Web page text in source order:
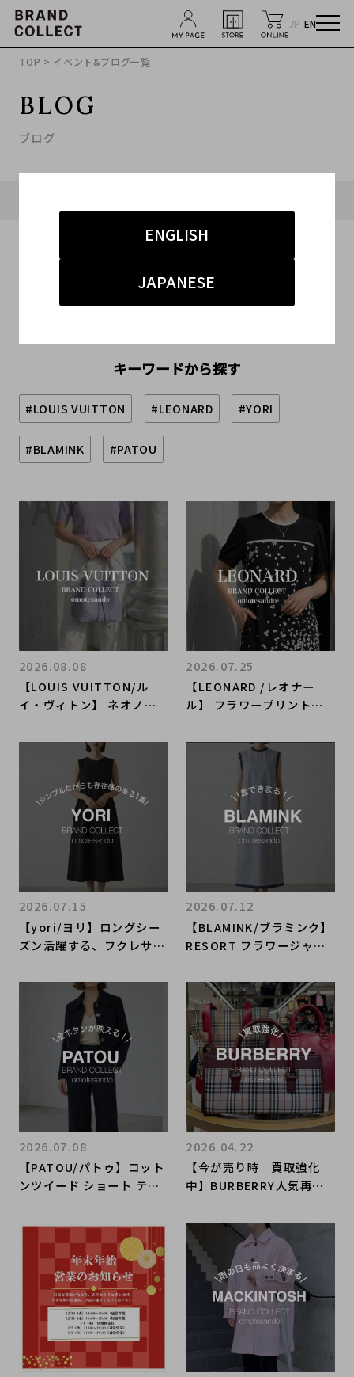
JP EN
ENGLISH
JAPANESE
TOP > イベント&ブログ一覧
BLOG
ブログ
キーワードから探す
#LOUIS VUITTON #LEONARD #YORI
#BLAMINK #PATOU
【LOUIS VUITTON/ル
イ・ヴィトン】 ネオノエB
ーダスト
2026.08.08
【LEONARD /レオナー
ル】 フラワープリントワ
2026.07.25
【yori/ヨリ】ロングシー
ズン活躍する、フクレサイ
2026.07.15
【BLAMINK/ブラミンク】
RESORT フラワージャガ
ス をご紹介
2026.07.12
【PATOU/パトゥ】コット
ンツイード ショート テー
介！
2026.07.08
【今が売り時｜買取強化
中】BURBERRY人気再燃
1号店
2026.04.22